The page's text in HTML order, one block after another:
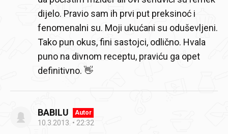
dijelo. Pravio sam ih prvi put preksinoć i
fenomenalni su. Moji ukućani su oduševljeni.
Tako pun okus, fini sastojci, odlično. Hvala
puno na divnom receptu, praviću ga opet
definitivno. 👋
BABILU Autor
10.3.2013. 22:32